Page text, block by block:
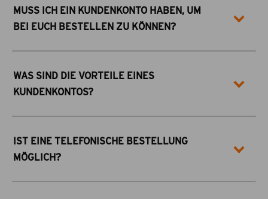
MUSS ICH EIN KUNDENKONTO HABEN, UM
BEI EUCH BESTELLEN ZU KÖNNEN?
WAS SIND DIE VORTEILE EINES
KUNDENKONTOS?
IST EINE TELEFONISCHE BESTELLUNG
MÖGLICH?